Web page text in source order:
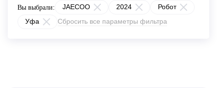
Вы выбрали: JAECOO 2024
Робот
Уфа
Сбросить все параметры фильтра